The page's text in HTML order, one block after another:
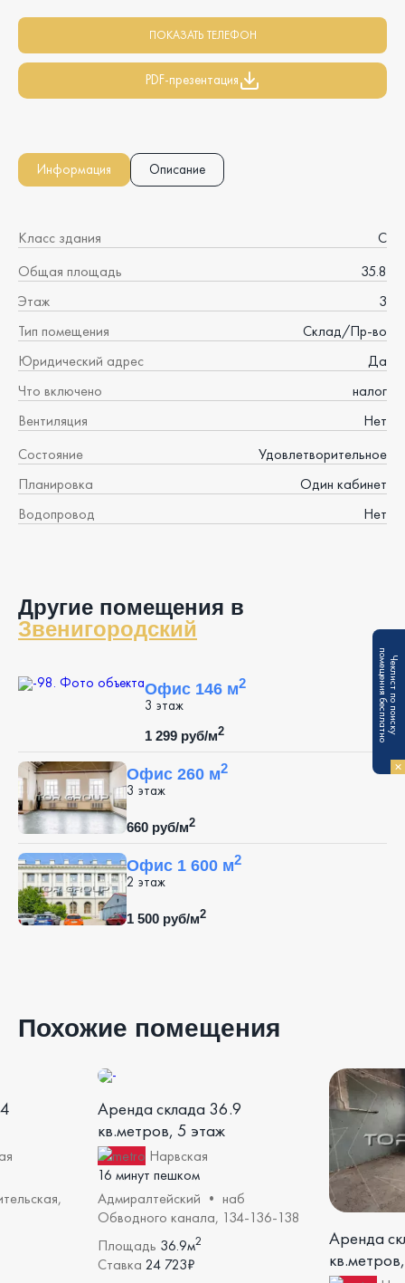
ПОКАЗАТЬ ТЕЛЕФОН
PDF-презентация
Информация Описание
Класс здания
C
Общая площадь
35.8
Этаж
3
Тип помещения
Склад/Пр-во
Юридический адрес
Да
Что включено
налог
Вентиляция
Нет
Состояние
Удовлетворительное
Планировка
Один кабинет
Водопровод
Нет
Другие помещения в
Звенигородский
Офис 146 м2
3 этаж
1 299 руб/м2
Офис 260 м2
3 этаж
660 руб/м2
Офис 1 600 м2
2 этаж
1 500 руб/м2
Похожие помещения
Аренда склада 36.9
кв.метров, 5 этаж
Нарвская
16 минут пешком
Адмиралтейский • наб
Обводного канала, 134-136-138
Площадь 36.9м2
Ставка 24 723₽
Аренда
Ч
е
к
л
и
с
т
п
о
п
о
и
с
к
у
по
м
е
щ
е
н
и
я
б
е
с
п
л
а
т
н
о